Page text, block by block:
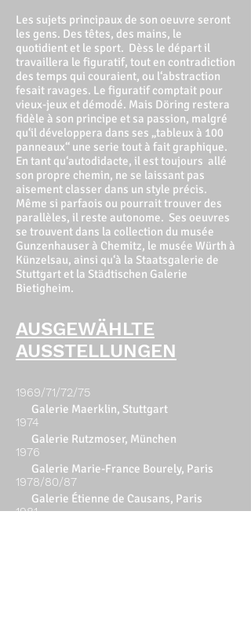
Les sujets principaux de son oeuvre seront
les gens. Des têtes, des mains, le
quotidient et le sport. Dèss le départ il
travaillera le figuratif, tout en contradiction
des temps qui couraient, ou l‘abstraction
fesait ravages. Le figuratif comptait pour
vieux-jeux et démodé. Mais Döring restera
fidèle à son principe et sa passion, malgré
qu‘il développera dans ses „tableux à 100
panneaux“ une serie tout à fait graphique.
En tant qu‘autodidacte, il est toujours allé
son propre chemin, ne se laissant pas
aisement classer dans un style précis.
Même si parfaois ou pourrait trouver des
parallèles, il reste autonome. Ses oeuvres
se trouvent dans la collection du musée
Gunzenhauser à Chemitz, le musée Würth à
Künzelsau, ainsi qu‘à la Staatsgalerie de
Stuttgart et la Städtischen Galerie
Bietigheim.
1969/71/72/75
1974
1976
1978/80/87
1981
Galerie Maerklin, Stuttgart
Galerie Rutzmoser, München
Galerie Marie-France Bourely, Paris
Galerie Étienne de Causans, Paris
AUSGEWÄHLTE
AUSSTELLUNGEN